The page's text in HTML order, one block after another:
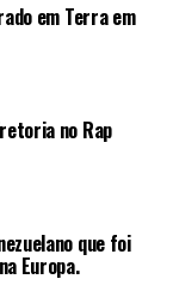
em Terra em
no Rap
que foi
Europa.